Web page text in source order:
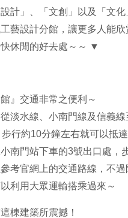
計」、「文創」以及「文
藝設計分館，讓更多人能
休閒的好去處～～ ▼
』交通非常之便利～
淡水線、小南門線及信義
行約10分鐘左右就可以抵達
南門站下車的3號出口處，
考官網上的交通路線，不
利用大眾運輸搭乘過來～
棟建築所震撼！